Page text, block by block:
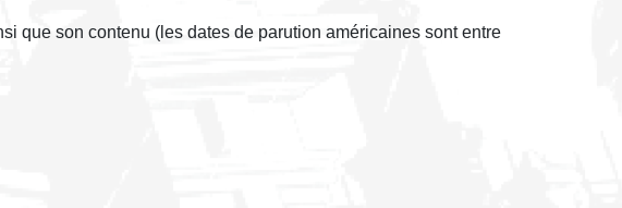
que son contenu (les dates de parution américaines sont entre